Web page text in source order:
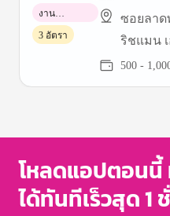
ซอยลาด
ริชแมน
500 -
งาน
พาร์ทไทม์
3 อัตรา
of
โหลดแอปตอนนี้
ได้ทันทีเร็วสุด 1